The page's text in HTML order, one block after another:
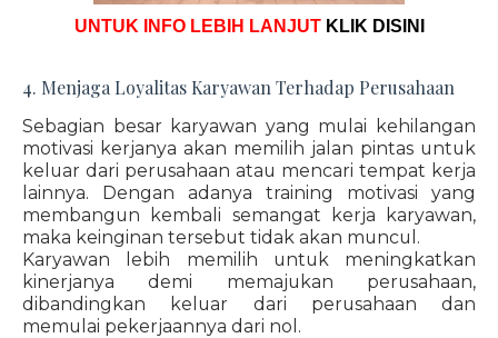
UNTUK INFO LEBIH LANJUT KLIK DISINI
4. Menjaga Loyalitas Karyawan Terhadap Perusahaan
Sebagian besar karyawan yang mulai kehilangan
motivasi kerjanya akan memilih jalan pintas untuk
keluar dari perusahaan atau mencari tempat kerja
lainnya. Dengan adanya training motivasi yang
membangun kembali semangat kerja karyawan,
maka keinginan tersebut tidak akan muncul.
Karyawan lebih memilih untuk meningkatkan
kinerjanya demi memajukan perusahaan,
dibandingkan keluar dari perusahaan dan
memulai pekerjaannya dari nol.